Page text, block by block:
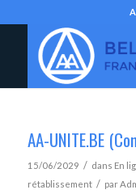
AA-UNITE.BE
15/06/2029 / dans En
rétablissement / par